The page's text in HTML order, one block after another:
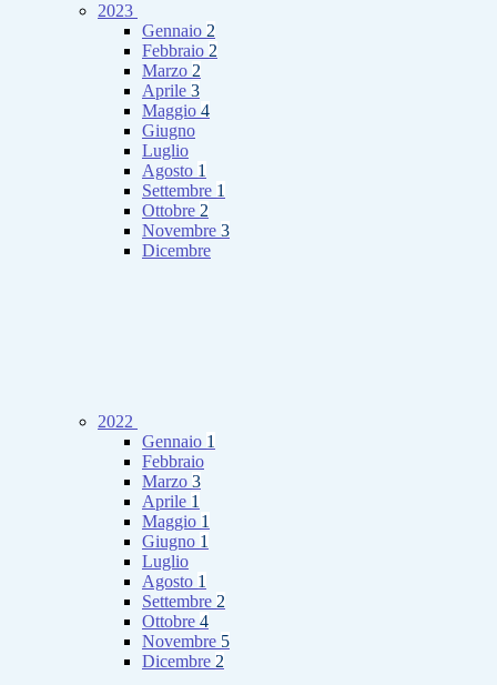
2023
Gennaio 2
Febbraio 2
Marzo 2
Aprile 3
Maggio 4
Giugno
Luglio
Agosto 1
Settembre 1
Ottobre 2
Novembre 3
Dicembre
2022
Gennaio 1
Febbraio
Marzo 3
Aprile 1
Maggio 1
Giugno 1
Luglio
Agosto 1
Settembre 2
Ottobre 4
Novembre 5
Dicembre 2